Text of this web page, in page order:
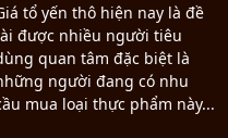
tổ yến thô hiện nay là đề
được nhiều người tiêu
quan tâm đặc biệt là
người đang có nhu
mua loại thực phẩm này...